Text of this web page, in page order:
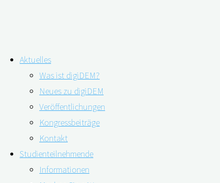
Inhalt
springen
Aktuelles
Was ist digiDEM?
Neues zu digiDEM
Veröffentlichungen
Kongressbeiträge
Kontakt
Studienteilnehmende
Informationen
Schlagwort:Alterssensible
Architektur
Demenzsensible Architektur –
Unterstützende Gestaltung